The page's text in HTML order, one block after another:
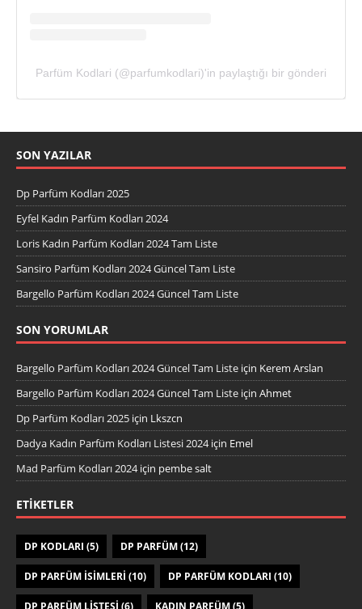
Parfüm Kodlari (@parfumkodlari)'in paylaştığı bir gönderi
SON YAZILAR
Dp Parfüm Kodları 2025
Eyfel Kadın Parfüm Kodları 2024
Loris Kadın Parfüm Kodları 2024 Tam Liste
Sansiro Parfüm Kodları 2024 Güncel Tam Liste
Bargello Parfüm Kodları 2024 Güncel Tam Liste
SON YORUMLAR
Bargello Parfüm Kodları 2024 Güncel Tam Liste için Kerem Arslan
Bargello Parfüm Kodları 2024 Güncel Tam Liste için Ahmet
Dp Parfüm Kodları 2025 için Lkszcn
Dadya Kadın Parfüm Kodları Listesi 2024için Emel
Mad Parfüm Kodları 2024için pembe salt
ETIKETLER
DP KODLARI (5) DP PARFÜM(12)
DP PARFÜM ISIMLERI (10) DP PARFÜM KODLARI (10)
DP PARFÜM LISTESI (6) KADIN PARFÜM(5)